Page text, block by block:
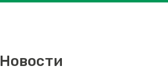
Новости